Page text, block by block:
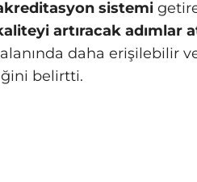
sistemi
artıracak adımlar
daha erişilebilir
belirtti.